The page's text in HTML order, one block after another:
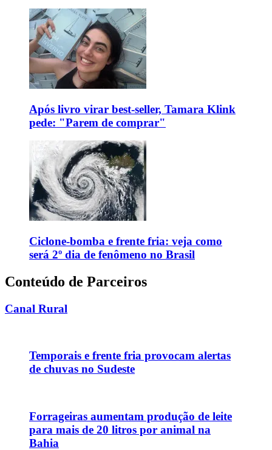
Após livro virar best-seller, Tamara Klink
pede: "Parem de comprar"
Ciclone-bomba e frente fria: veja como
será 2º dia de fenômeno no Brasil
Conteúdo de Parceiros
Canal Rural
Temporais e frente fria provocam alertas
de chuvas no Sudeste
Forrageiras aumentam produção de leite
para mais de 20 litros por animal na
Bahia